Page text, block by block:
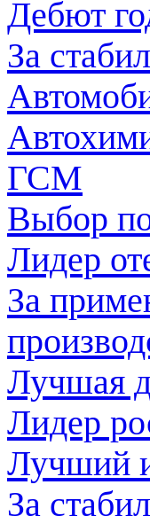
Дебют
За
ГСМ
Выбор
Лидер
За
Лучшая
Лидер
Лучший
За